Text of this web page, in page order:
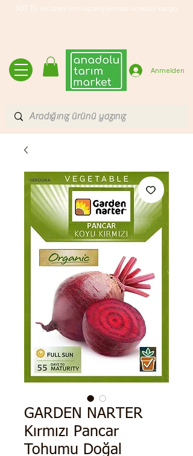
500 TL ve üzeri tüm siparişlerinde ücretsiz kargo
Anmelden
GARDEN NARTER
Kırmızı Pancar
Tohumu Doğal